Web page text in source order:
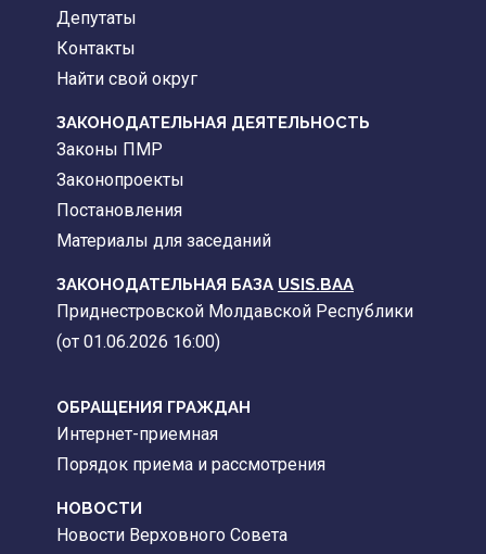
Депутаты
Контакты
Найти свой округ
ЗАКОНОДАТЕЛЬНАЯ ДЕЯТЕЛЬНОСТЬ
Законы ПМР
Законопроекты
Постановления
Материалы для заседаний
ЗАКОНОДАТЕЛЬНАЯ БАЗА USIS.BAA
Приднестровской Молдавской Республики
(от 01.06.2026 16:00)
ОБРАЩЕНИЯ ГРАЖДАН
Интернет-приемная
Порядок приема и рассмотрения
НОВОСТИ
Новости Верховного Совета